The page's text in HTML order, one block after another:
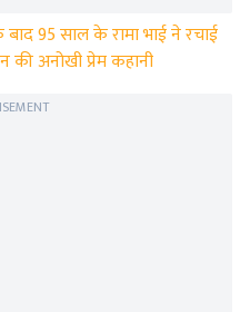
95 साल के रामा भाई ने रचाई
की अनोखी प्रेम कहानी